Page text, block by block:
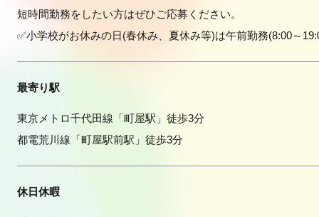
短時間勤務をしたい方はぜひご応募ください。
✅小学校がお休みの日(春休み、夏休み等)は午前勤務(8:00～
最寄り駅
東京メトロ千代田線「町屋駅」徒歩3分
都電荒川線「町屋駅前駅」徒歩3分
休日休暇